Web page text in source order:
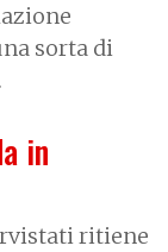
sorta di
in
ritiene